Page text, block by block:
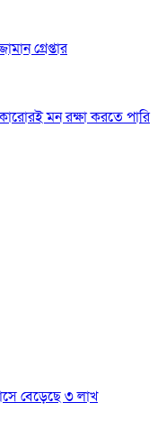
গ্রেপ্তার
মন রক্ষা করতে পারি
বেড়েছে ৩ লাখ